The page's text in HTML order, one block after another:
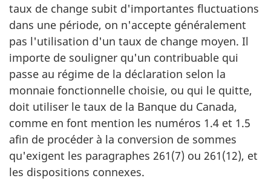
taux de change subit d'importantes fluctuations
dans une période, on n'accepte généralement
pas l'utilisation d'un taux de change moyen. Il
importe de souligner qu'un contribuable qui
passe au régime de la déclaration selon la
monnaie fonctionnelle choisie, ou qui le quitte,
doit utiliser le taux de la Banque du Canada,
comme en font mention les numéros 1.4 et 1.5
afin de procéder à la conversion de sommes
qu'exigent les paragraphes 261(7) ou 261(12), et
les dispositions connexes.